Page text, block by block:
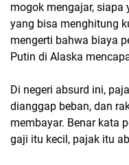
mogok mengajar, siapa
yang bisa menghitung
mengerti bahwa biaya
Putin di Alaska
Di negeri absurd ini,
dianggap beban, dan
membayar. Benar kata
gaji itu kecil, pajak itu